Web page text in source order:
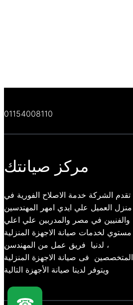
01154008110
مركز صيانتك
تقدم الشركة خدمة الاصلاح الفورية في
منزل العميل علي ايدي امهر المهندسين
والفنيين في مصر والمدربين علي اعلي
مستوي لخدمات صيانة الاجهزة المنزلية
، لدنيا فريق عمل من المهندسن
المتخصصين فى صيانة الاجهزة المنزلية
ويتوفر لدينا صيانة الأجهزة التالية